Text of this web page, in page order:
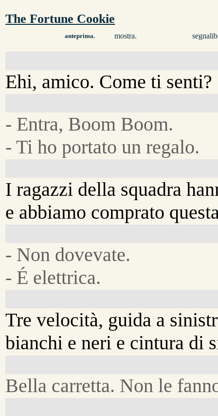
The Fortune Cookie
anteprima. mostra.
Ehi, amico. Come ti senti?
- Entra, Boom Boom.
- Ti ho portato un regalo.
I ragazzi della squadra
e abbiamo comprato
- Non dovevate.
- É elettrica.
Tre velocità, guida a
bianchi e neri e cintura di
Bella carretta. Non le